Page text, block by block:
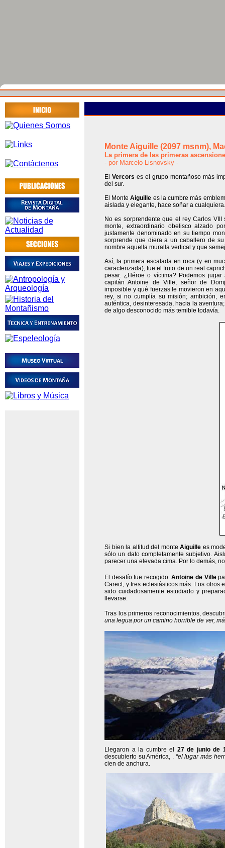
Monte Aiguille (2097 msnm),
La primera de las primeras
- por Marcelo Lisnovsky -
ElVercors es el grupo montañoso más
del sur.
El MonteAiguille es la cumbre más
aislada y elegante, hace soñar a cualquiera.
No es sorprendente que el rey Carlos
monte, extraordinario obelisco alzado
justamente denominado en su tiempo
sorprende que diera a un caballero de
nombre aquella muralla vertical y que
Así, la primera escalada en roca (y en
caracterizada), fue el fruto de un real
pesar. ¿Héroe o víctima? Podemos
capitán Antoine de Ville, señor de
imposible y qué fuerzas le movieron en
rey, si no cumplía su misión; ambición,
auténtica, desinteresada, hacia la
de algo desconocido más temible todavía.
Si bien la altitud del monte Aiguille es
sólo un dato completamente subjetivo.
parecer una elevada cima. Por lo demás,
El desafío fue recogido.Antoine de Ville
Carect, y tres eclesiásticos más. Los
sido cuidadosamente estudiado y
llevarse.
Tras los primeros reconocimientos,
una legua por un camino horrible de ver,
Llegaron a la cumbre el 27 de junio de
descubierto su América, . “el lugar más
cien de anchura.